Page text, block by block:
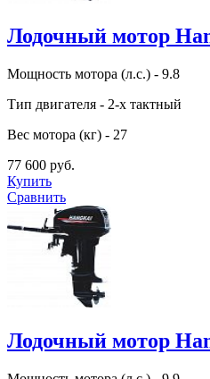
Лодочный мотор
Мощность мотора (л.с.) - 9.8
Тип двигателя - 2-х тактный
Вес мотора (кг) - 27
77 600 руб.
Купить
Сравнить
Лодочный мотор